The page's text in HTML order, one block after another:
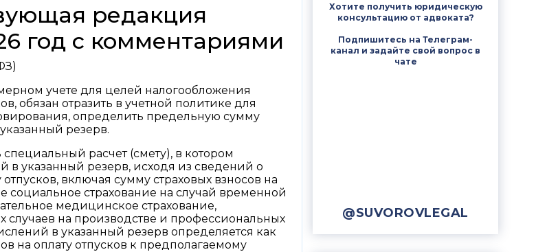
Хотите получить юридическую
консультацию от адвоката?
Подпишитесь на Телеграм-
канал и задайте свой вопрос в
чате
@SUVOROVLEGAL
редакция
год с комментариями
учете для целей налогообложения
обязан отразить в учетной политике для
определить предельную сумму
резерв.
расчет (смету), в котором
в указанный резерв, исходя из сведений о
включая сумму страховых взносов на
социальное страхование на случай временной
медицинское страхование,
случаев на производстве и профессиональных
в указанный резерв определяется как
на оплату отпусков к предполагаемому